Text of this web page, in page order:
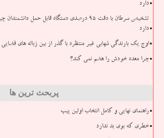
دارد
تشخیص سرطان با دقت ۹۵ درصدی دستگاه قابل حمل
دارد
اوج یک بارندگی شهابی غیر منتظره با گذر از بین زباله های فضایی
چرا معده خودش را هضم نمی کند؟
پربحث ترین ها
راهنمای نهایی و کامل انتخاب اولین پیپ
خطری که بوی بد ندارد